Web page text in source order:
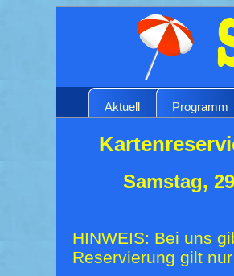
Aktuell Programm
Samstag,
HINWEIS: Bei uns
Reservierung gilt